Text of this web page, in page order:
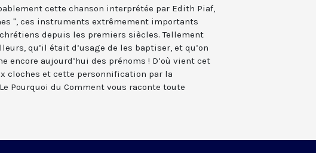
cette chanson interprétée par Edith Piaf,
", ces instruments extrêmement importants
depuis les premiers siècles. Tellement
qu’il était d’usage de les baptiser, et qu’on
encore aujourd’hui des prénoms ! D’où vient cet
cloches et cette personnification par la
Pourquoi du Comment vous raconte toute